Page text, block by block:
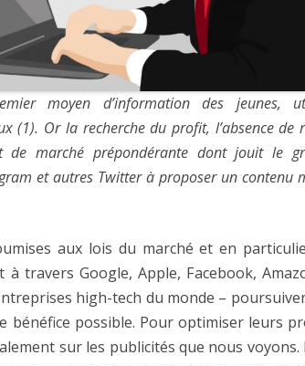
moyen d’information des jeunes,
(1). Or la recherche du profit, l’absence de
marché prépondérante dont jouit le
et autres Twitter à proposer un contenu
aux lois du marché et en
travers Google, Apple, Facebook,
high-tech du monde –
bénéfice possible. Pour optimiser leurs
sur les publicités que nous voyons.